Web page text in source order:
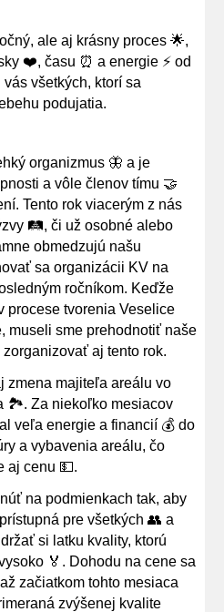
ale aj krásny proces 🌟,
❤️, času ⏰ a energie ⚡ od
všetkých, ktorí sa
podujatia.
organizmus 🦋 a je
a vôle členov tímu 🤝
Tento rok viacerým z nás
🛤️, či už osobné alebo
obmedzujú našu
sa organizácii KV na
ročníkom. Keďže
procese tvorenia Veselice
museli sme prehodnotiť naše
aj tento rok.
zmena majiteľa areálu vo
🏞️. Za niekoľko mesiacov
veľa energie a financií 💰 do
a vybavenia areálu, čo
aj cenu 💵.
na podmienkach tak, aby
pre všetkých 👥 a
si latku kvality, ktorú
🏅. Dohodu na cene sa
začiatkom tohto mesiaca
zvýšenej kvalite